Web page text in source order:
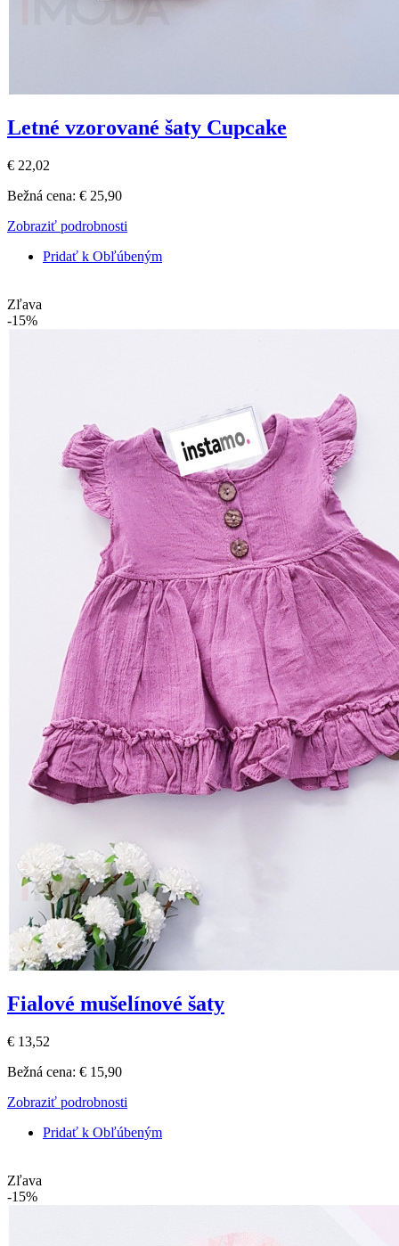
Letné vzorované šaty Cupcake
€ 22,02
Bežná cena: € 25,90
Zobraziť podrobnosti
Pridať k Obľúbeným
Zľava
-15%
Fialové mušelínové šaty
€ 13,52
Bežná cena: € 15,90
Zobraziť podrobnosti
Pridať k Obľúbeným
Zľava
-15%